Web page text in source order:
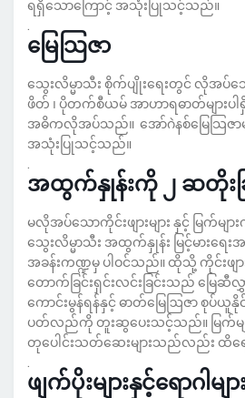
ရရှိသောကြောင့် အသုံးပြုသင့်သည်။
.
မြေသြဇာ
သွေးလိမ္မာသီး စိုက်ပျိုးရေးတွင် လိုအပ်သ
ဖိတ် ၊ ပိုတက်စီယမ် အာဟာရဓာတ်များပါရှိ
အဓိကလိုအပ်သည်။ အော်ဂဲနစ်မြေသြဇာမ
အသုံးပြုသင့်သည်။
.
အထွက်နှုန်းကို ၂ ဆတိုးခ
မလိုအပ်သောကိုင်းဖျားများ နှင့် မြက်မ
သွေးလိမ္မာသီး အထွက်နှုန်း မြင့်မားရေ
အခန်းကဏ္ဍမှ ပါဝင်သည်။ ထိုသို့ ကိုင်းဖျား
တောက်ခြင်းရှင်းလင်းခြင်းသည် မြ
ကောင်းမွန်ရန်နှင့် ဓာတ်မြေဩဇာ စုပ်
ပတ်လည်ကို တူးဆွပေးသင့်သည်။ မြက်မျ
တုပေါင်းသတ်ဆေးများသည်လည်း ထိ
.
ဖျက်ပိုးများနှင့်ရောဂါမျာ